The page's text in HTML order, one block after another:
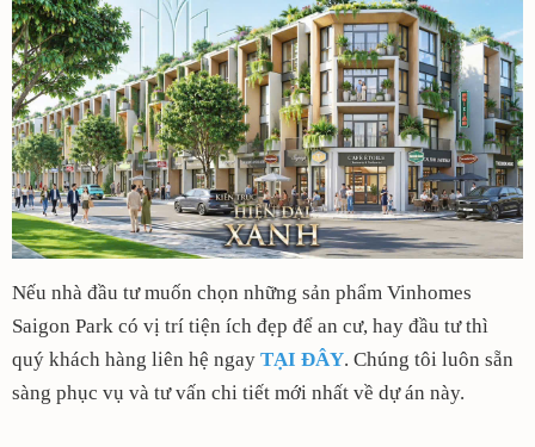
Nếu nhà đầu tư muốn chọn những sản phẩm Vinhomes
Saigon Park có vị trí tiện ích đẹp để an cư, hay đầu tư thì
quý khách hàng liên hệ ngay TẠI ĐÂY. Chúng tôi luôn sẵn
sàng phục vụ và tư vấn chi tiết mới nhất về dự án này.